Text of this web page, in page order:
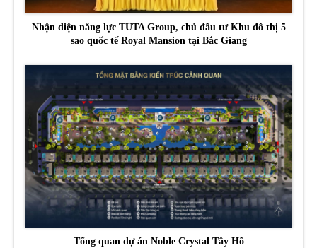
Nhận diện năng lực TUTA Group, chủ đầu tư Khu đô thị 5
sao quốc tế Royal Mansion tại Bắc Giang
Tổng quan dự án Noble Crystal Tây Hồ